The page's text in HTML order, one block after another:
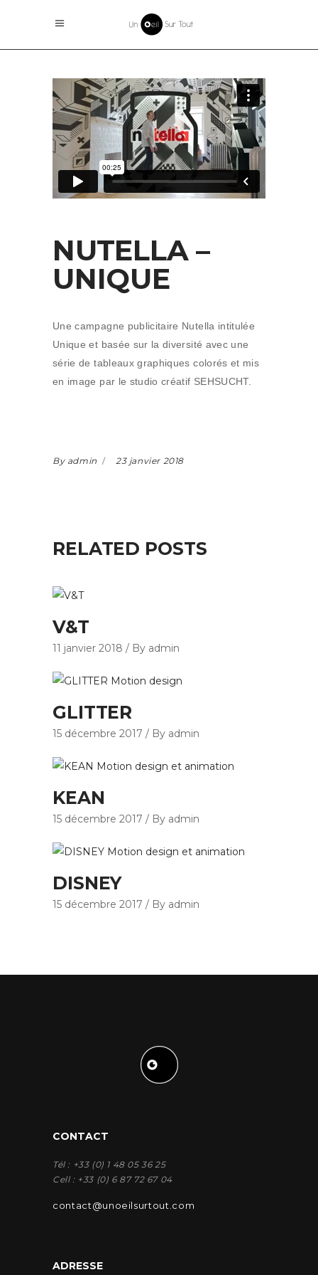
NUTELLA –
UNIQUE
Une campagne publicitaire Nutella intitulée
Unique et basée sur la diversité avec une
série de tableaux graphiques colorés et mis
en image par le studio créatif SEHSUCHT.
By admin 23 janvier 2018
RELATED POSTS
V&T
11 janvier 2018 By admin
GLITTER
15 décembre 2017 By admin
KEAN
15 décembre 2017 By admin
DISNEY
15 décembre 2017 By admin
CONTACT
Tél : +33 (0) 1 48 05 36 25
Cell : +33 (0) 6 87 72 67 04
contact@unoeilsurtout.com
ADRESSE